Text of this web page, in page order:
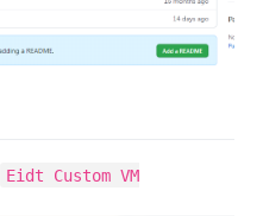
Eidt Custom VM